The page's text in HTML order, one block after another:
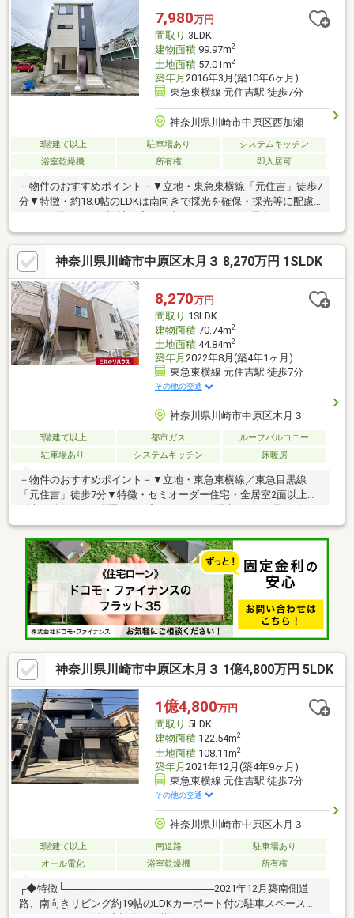
やお仕事帰りの見学も歓迎♪◆年中無休！即日対応♪◆ご来店は
【みなとみらい線「日本大通」駅 1分！】アクセス便利♪【ご見
学は「見学」ボタンをクリック】
7,980万円
間取り 3LDK
建物面積99.97m2
土地面積57.01m2
築年月 2016年3月(築10年6ヶ月)
東急東横線 元住吉駅 徒歩7分
神奈川県川崎市中原区西加瀬
3階建て以上 駐車場あり
システムキッチン
浴室乾燥機
所有権 即入居可
－物件のおすすめポイント－▼立地・東急東横線「元住吉」徒歩7
分▼特徴・約18.0帖のLDKは南向きで採光を確保・採光等に配慮
広く確保・作業スペースの広いL字型対面式キッチン・2階・3階
に南面バルコニーを設置・トイレは1階と3階の2箇所・浴室暖房
乾燥機・駐車スペース１台分有（車種による）▼周辺環境・まい
ばすけっと元住吉駅東店 徒歩5分(約400m)・川崎市立苅宿小学校
徒歩6分(約450m)■ ご希望の住まい探しをお手伝いします
━━━━━・・・物件の詳細・ご相談はお気軽にお問い合わせく
ださい。
神奈川県川崎市中原区木月３ 8,270万円 1SLDK
8,270万円
間取り 1SLDK
建物面積70.74m2
土地面積44.84m2
築年月 2022年8月(築4年1ヶ月)
東急東横線 元住吉駅 徒歩7分
その他の交通
神奈川県川崎市中原区木月３
3階建て以上 都市ガス
ルーフバルコニー
駐車場あり
システムキッチン 床暖房
－物件のおすすめポイント－▼立地・東急東横線／東急目黒線
「元住吉」徒歩7分▼特徴・セミオーダー住宅・全居室2面以上の
設計・1・3階にサービススペースを配置・駐車1台可能(軽自動車
のみ利用可能)▼設備・床暖房(リビング部分)・IHコンロ・食洗
機・浴室1616サイズ(浴室乾燥機付き)▼周辺環境・マルエツ元住
吉店 徒歩4分(約280m)※容積率は前面道路幅員により160％に制限
されます■ ご希望の住まい探しをお手伝いします
━━━━━・・・物件の詳細・ご相談はお気軽にお問い合わせく
ださい。
神奈川県川崎市中原区木月３ 1億4,800万円 5LDK
1億4,800万円
間取り 5LDK
建物面積122.54m2
土地面積108.11m2
築年月 2021年12月(築4年9ヶ月)
東急東横線 元住吉駅 徒歩7分
その他の交通
神奈川県川崎市中原区木月３
3階建て以上 南道路
駐車場あり
オール電化
浴室乾燥機 所有権
┌◆特徴└─────────────────────2021年12月築南側道
路、南向きリビング約19帖のLDKカーポート付の駐車スペースイ